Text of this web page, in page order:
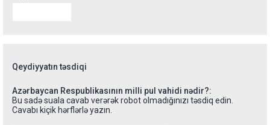
Qeydiyyatın təsdiqi
Azərbaycan Respublikasının milli pul vahidi nədir?:
Bu sadə suala cavab verərək robot olmadığınızı təsdiq edin.
Cavabı kiçik hərflərlə yazın.